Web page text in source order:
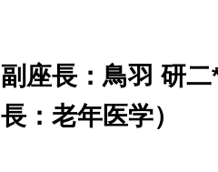
副座長：鳥羽 研
長：老年医学）